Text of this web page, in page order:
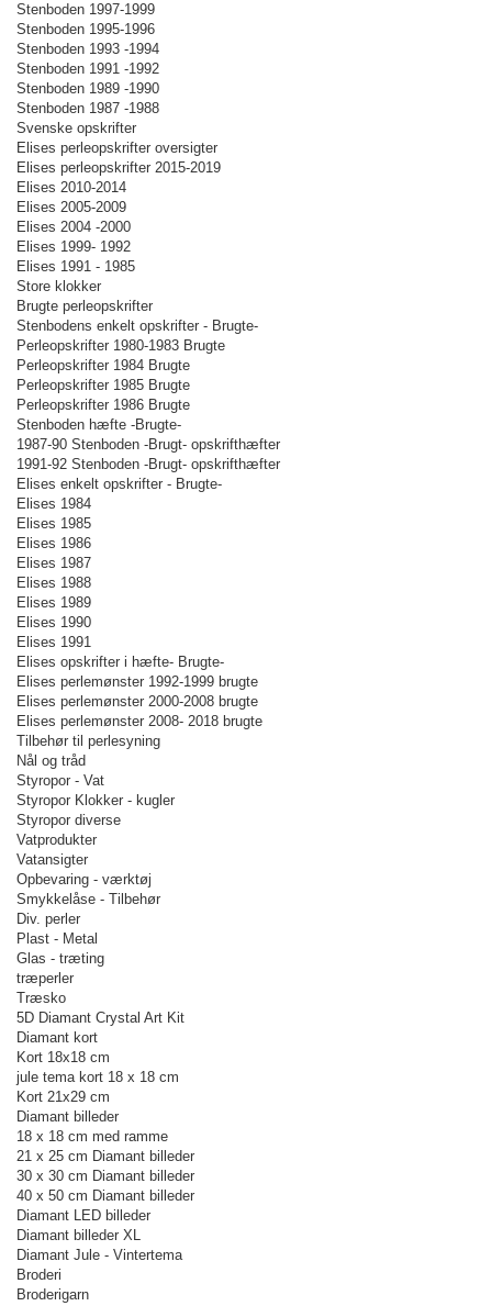
Stenboden 1997-1999
Stenboden 1995-1996
Stenboden 1993 -1994
Stenboden 1991 -1992
Stenboden 1989 -1990
Stenboden 1987 -1988
Svenske opskrifter
Elises perleopskrifter oversigter
Elises perleopskrifter 2015-2019
Elises 2010-2014
Elises 2005-2009
Elises 2004 -2000
Elises 1999- 1992
Elises 1991 - 1985
Store klokker
Brugte perleopskrifter
Stenbodens enkelt opskrifter - Brugte-
Perleopskrifter 1980-1983 Brugte
Perleopskrifter 1984 Brugte
Perleopskrifter 1985 Brugte
Perleopskrifter 1986 Brugte
Stenboden hæfte -Brugte-
1987-90 Stenboden -Brugt- opskrifthæfter
1991-92 Stenboden -Brugt- opskrifthæfter
Elises enkelt opskrifter - Brugte-
Elises 1984
Elises 1985
Elises 1986
Elises 1987
Elises 1988
Elises 1989
Elises 1990
Elises 1991
Elises opskrifter i hæfte- Brugte-
Elises perlemønster 1992-1999 brugte
Elises perlemønster 2000-2008 brugte
Elises perlemønster 2008- 2018 brugte
Tilbehør til perlesyning
Nål og tråd
Styropor - Vat
Styropor Klokker - kugler
Styropor diverse
Vatprodukter
Vatansigter
Opbevaring - værktøj
Smykkelåse - Tilbehør
Div. perler
Plast - Metal
Glas - træting
træperler
Træsko
5D Diamant Crystal Art Kit
Diamant kort
Kort 18x18 cm
jule tema kort 18 x 18 cm
Kort 21x29 cm
Diamant billeder
18 x 18 cm med ramme
21 x 25 cm Diamant billeder
30 x 30 cm Diamant billeder
40 x 50 cm Diamant billeder
Diamant LED billeder
Diamant billeder XL
Diamant Jule - Vintertema
Broderi
Broderigarn